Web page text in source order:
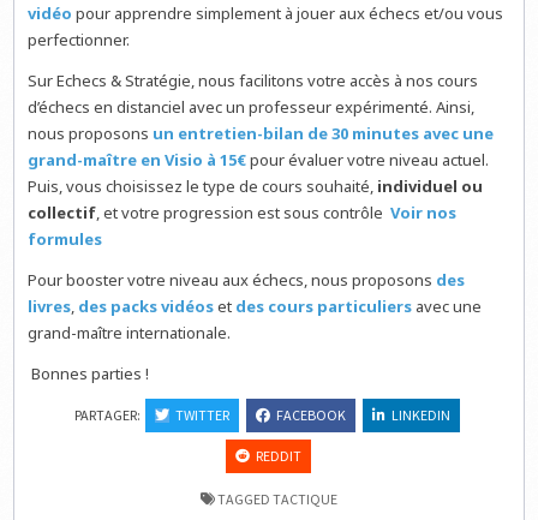
vidéo pour apprendre simplement à jouer aux échecs et/ou vous
perfectionner.
Sur Echecs & Stratégie, nous facilitons votre accès à nos cours
d’échecs en distanciel avec un professeur expérimenté. Ainsi,
nous proposons un entretien-bilan de 30 minutes avec une
grand-maître en Visio à 15€pour évaluer votre niveau actuel.
Puis, vous choisissez le type de cours souhaité, individuel ou
collectif, et votre progression est sous contrôleVoir nos
formules
Pour booster votre niveau aux échecs, nous proposons des
livres, des packs vidéoset des cours particuliers avec une
grand-maître internationale.
Bonnes parties !
PARTAGER: TWITTER FACEBOOK LINKEDIN
REDDIT
TAGGED TACTIQUE